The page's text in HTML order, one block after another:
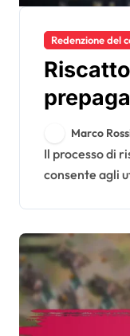
Redenzione del
di
delle
di
Marco
Il processo di riscatto dei codici prepagati Xbox
consente agli